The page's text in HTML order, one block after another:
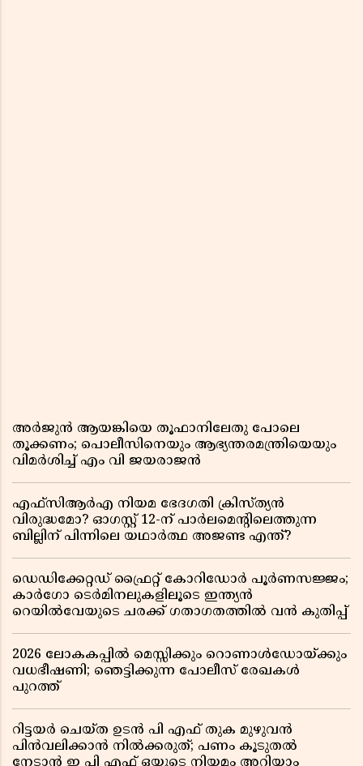
അർജുൻ ആയങ്കിയെ തൂഫാനിലേതു പോലെ
തൂക്കണം; പൊലീസിനെയും ആഭ്യന്തരമന്ത്രിയെയും
വിമർശിച്ച് എം വി ജയരാജൻ
എഫ്സിആർഎ നിയമ ഭേദഗതി ക്രിസ്ത്യൻ
വിരുദ്ധമോ? ഓഗസ്റ്റ് 12-ന് പാർലമെന്റിലെത്തുന്ന
ബില്ലിന് പിന്നിലെ യഥാർത്ഥ അജണ്ട എന്ത്?
ഡെഡിക്കേറ്റഡ് ഫ്രൈറ്റ് കോറിഡോർ പൂർണസജ്ജം;
കാർഗോ ടെർമിനലുകളിലൂടെ ഇന്ത്യൻ
റെയിൽവേയുടെ ചരക്ക് ഗതാഗതത്തിൽ വൻ കുതിപ്പ്
2026 ലോകകപ്പിൽ മെസ്സിക്കും റൊണാൾഡോയ്ക്കും
വധഭീഷണി; ഞെട്ടിക്കുന്ന പോലീസ് രേഖകൾ
പുറത്ത്
റിട്ടയർ ചെയ്ത ഉടൻ പി എഫ് തുക മുഴുവൻ
പിൻവലിക്കാൻ നിൽക്കരുത്; പണം കൂടുതൽ
നേടാൻ ഇ പി എഫ് ഒയുടെ നിയമം അറിയാം